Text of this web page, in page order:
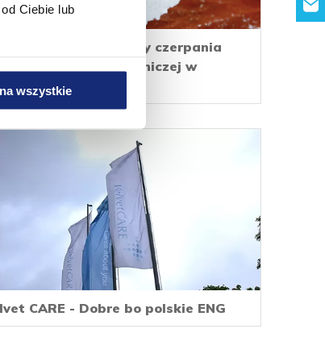
Ciebie lub
wszystkie
CARE - Warsztaty czerpania
w klasie papierniczej w
CARE - Dobre bo polskie ENG